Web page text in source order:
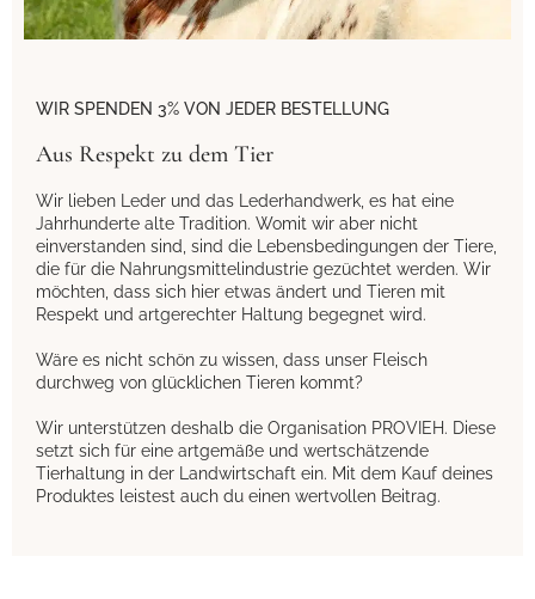
WIR SPENDEN 3% VON JEDER BESTELLUNG
Aus Respekt zu dem Tier
Wir lieben Leder und das Lederhandwerk, es hat eine
Jahrhunderte alte Tradition. Womit wir aber nicht
einverstanden sind, sind die Lebensbedingungen der Tiere,
die für die Nahrungsmittelindustrie gezüchtet werden. Wir
möchten, dass sich hier etwas ändert und Tieren mit
Respekt und artgerechter Haltung begegnet wird.
Wäre es nicht schön zu wissen, dass unser Fleisch
durchweg von glücklichen Tieren kommt?
Wir unterstützen deshalb die Organisation PROVIEH. Diese
setzt sich für eine artgemäße und wertschätzende
Tierhaltung in der Landwirtschaft ein. Mit dem Kauf deines
Produktes leistest auch du einen wertvollen Beitrag.